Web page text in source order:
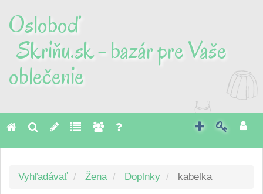
Osloboď
Skriňu.sk - bazár pre Vaše
oblečenie
Vyhľadávať Žena Doplnky kabelka